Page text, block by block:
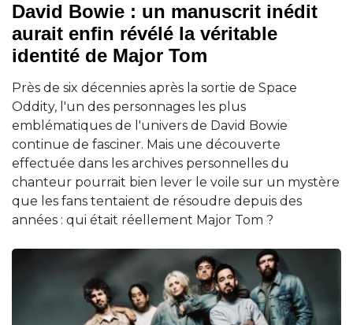
David Bowie : un manuscrit inédit
aurait enfin révélé la véritable
identité de Major Tom
Près de six décennies après la sortie de Space
Oddity, l'un des personnages les plus
emblématiques de l'univers de David Bowie
continue de fasciner. Mais une découverte
effectuée dans les archives personnelles du
chanteur pourrait bien lever le voile sur un mystère
que les fans tentaient de résoudre depuis des
années : qui était réellement Major Tom ?